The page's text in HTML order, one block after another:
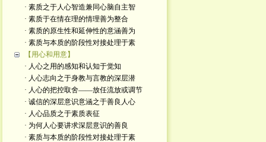
· 素质之于人心智造兼同心脑自主智
· 素质于在情在理的情理善为整合
· 素质的原生性和延伸性的意涵善为
· 素质与本质的阶段性对接处理于素
【用心和用意】
· 人心之用的感知和认知于觉知
· 人心志向之于身教与言教的深层潜
· 人心的把控取舍——放任流放或调节
· 诚信的深层意识意涵之于善良人心
· 人心品质之于素质表征
· 为何人心要讲求深层意识的善良
· 素质与本质的阶段性对接处理于素